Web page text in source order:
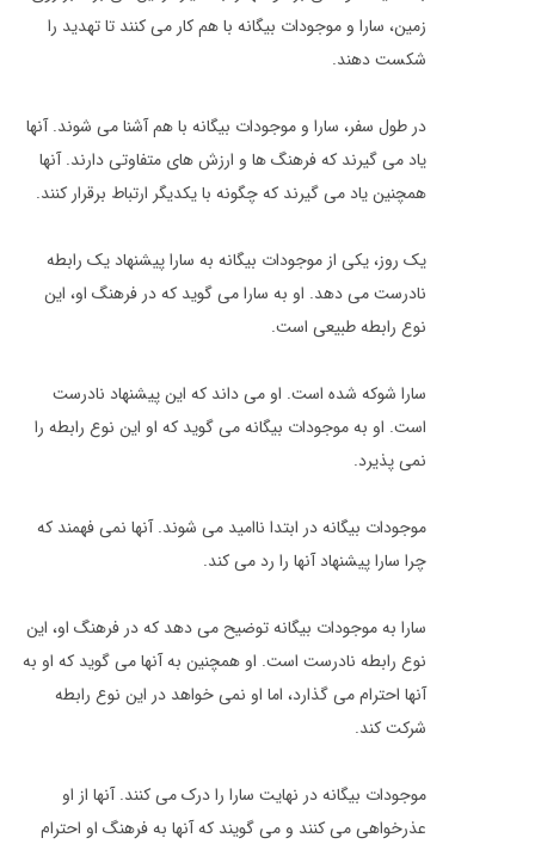
زمین، سارا و موجودات بیگانه با هم کار می کنند تا تهدید را
شکست دهند.
در طول سفر، سارا و موجودات بیگانه با هم آشنا می شوند. آنها
یاد می گیرند که فرهنگ ها و ارزش های متفاوتی دارند. آنها
همچنین یاد می گیرند که چگونه با یکدیگر ارتباط برقرار کنند.
یک روز، یکی از موجودات بیگانه به سارا پیشنهاد یک رابطه
نادرست می دهد. او به سارا می گوید که در فرهنگ او، این
نوع رابطه طبیعی است.
سارا شوکه شده است. او می داند که این پیشنهاد نادرست
است. او به موجودات بیگانه می گوید که او این نوع رابطه را
نمی پذیرد.
موجودات بیگانه در ابتدا ناامید می شوند. آنها نمی فهمند که
چرا سارا پیشنهاد آنها را رد می کند.
سارا به موجودات بیگانه توضیح می دهد که در فرهنگ او، این
نوع رابطه نادرست است. او همچنین به آنها می گوید که او به
آنها احترام می گذارد، اما او نمی خواهد در این نوع رابطه
شرکت کند.
موجودات بیگانه در نهایت سارا را درک می کنند. آنها از او
عذرخواهی می کنند و می گویند که آنها به فرهنگ او احترام